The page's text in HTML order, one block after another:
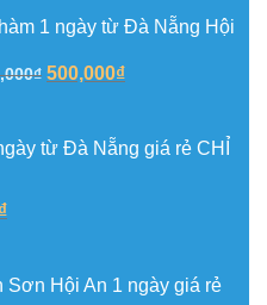
tại
1,190,000₫.
1 ngày từ Đà Nẵng Hội
₫ Giá
1,000,000₫.
500,000₫Giá
là:
từ Đà Nẵng giá rẻ CHỈ
₫Giá
là:
Sơn Hội An 1 ngày giá rẻ